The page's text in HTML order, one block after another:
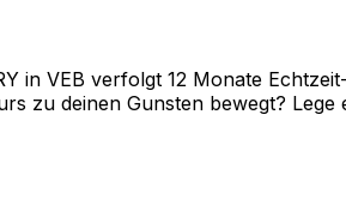
in VEB verfolgt 12 Monate
zu deinen Gunsten bewegt?